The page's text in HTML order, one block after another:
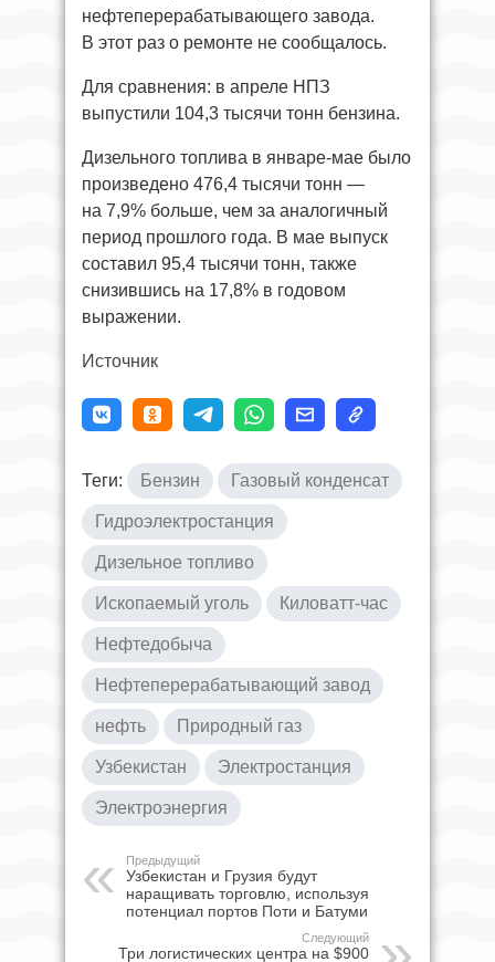
нефтеперерабатывающего завода.
В этот раз о ремонте не сообщалось.
Для сравнения: в апреле НПЗ
выпустили 104,3 тысячи тонн бензина.
Дизельного топлива в январе-мае было
произведено 476,4 тысячи тонн —
на 7,9% больше, чем за аналогичный
период прошлого года. В мае выпуск
составил 95,4 тысячи тонн, также
снизившись на 17,8% в годовом
выражении.
Источник
Теги: Бензин Газовый конденсат
Гидроэлектростанция
Дизельное топливо
Ископаемый уголь Киловатт-час
Нефтедобыча
Нефтеперерабатывающий завод
нефть Природный газ
Узбекистан Электростанция
Электроэнергия
Предыдущий
Узбекистан и Грузия будут
наращивать торговлю, используя
потенциал портов Поти и Батуми
Следующий
Три логистических центра на $900